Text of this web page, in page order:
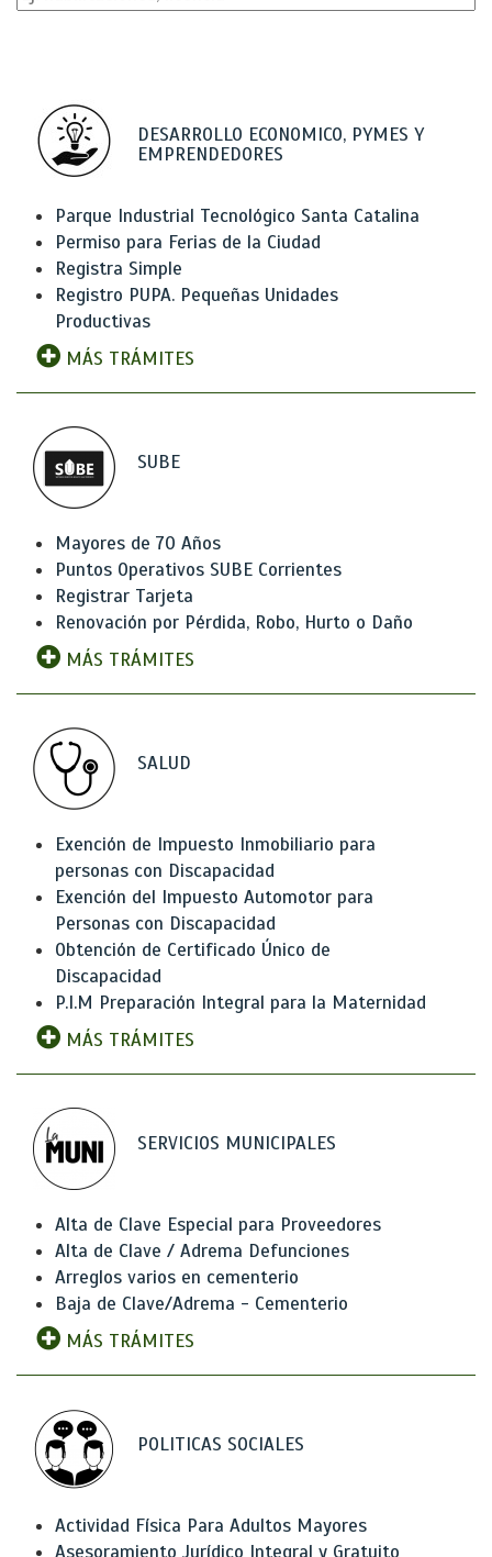
DESARROLLO ECONOMICO, PYMES Y
EMPRENDEDORES
Parque Industrial Tecnológico Santa Catalina
Permiso para Ferias de la Ciudad
Registra Simple
Registro PUPA. Pequeñas Unidades
Productivas
MÁS TRÁMITES
SUBE
Mayores de 70 Años
Puntos Operativos SUBE Corrientes
Registrar Tarjeta
Renovación por Pérdida, Robo, Hurto o Daño
MÁS TRÁMITES
SALUD
Exención de Impuesto Inmobiliario para
personas con Discapacidad
Exención del Impuesto Automotor para
Personas con Discapacidad
Obtención de Certificado Único de
Discapacidad
P.I.M Preparación Integral para la Maternidad
MÁS TRÁMITES
SERVICIOS MUNICIPALES
Alta de Clave Especial para Proveedores
Alta de Clave / Adrema Defunciones
Arreglos varios en cementerio
Baja de Clave/Adrema - Cementerio
MÁS TRÁMITES
POLITICAS SOCIALES
Actividad Física Para Adultos Mayores
Asesoramiento Jurídico Integral y Gratuito